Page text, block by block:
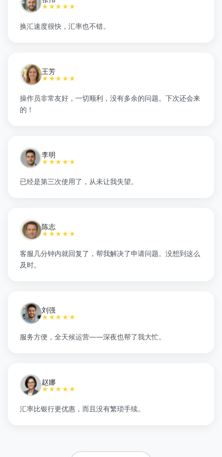
★★★★★
换汇速度很快，汇率也不错。
王芳
★★★★★
操作员非常友好，一切顺利，没有多余的问题。下次还会来
的！
李明
★★★★★
已经是第三次使用了，从未让我失望。
陈志
★★★★★
客服几分钟内就回复了，帮我解决了申请问题。没想到这么
及时。
刘强
★★★★★
服务方便，全天候运营——深夜也帮了我大忙。
赵娜
★★★★★
汇率比银行更优惠，而且没有繁琐手续。